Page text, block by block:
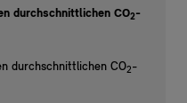
durchschnittlichen CO2-
durchschnittlichen CO2-